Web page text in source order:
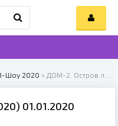
Шоу 2020 » ДОМ-2. Остров любви (2020)
01.01.2020